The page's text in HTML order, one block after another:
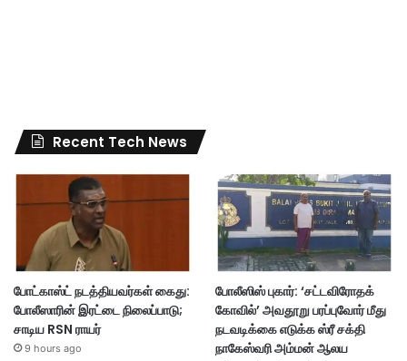
Recent Tech News
போட்காஸ்ட் நடத்தியவர்கள் கைது:
போலீஸாரின் இரட்டை நிலைப்பாடு;
சாடிய RSN ராயர்
9 hours ago
போலீஸிஸ் புகார்: ‘சட்டவிரோதக்
கோவில்’ அவதூறு பரப்புவோர் மீது
நடவடிக்கை எடுக்க ஸ்ரீ சக்தி
நாகேஸ்வரி அம்மன் ஆலய